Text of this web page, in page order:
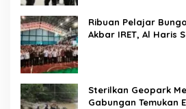
Ribuan Pelajar
Akbar IRET, Al Haris
Sterilkan Geopark
Gabungan Temukan